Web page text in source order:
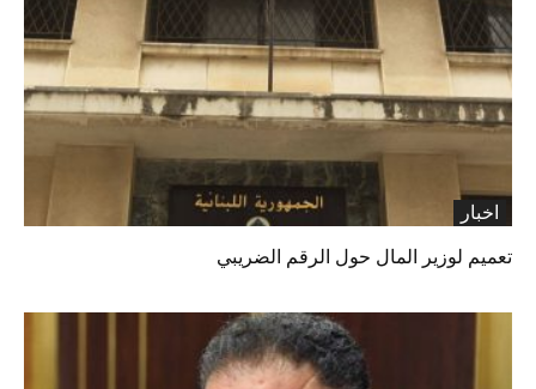
اخبار
تعميم لوزير المال حول الرقم الضريبي